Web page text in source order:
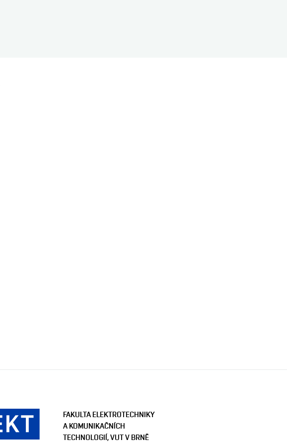
FAKULTA ELEKTROTECHNIKY
A KOMUNIKAČNÍCH
TECHNOLOGIÍ, VUT V BRNĚ